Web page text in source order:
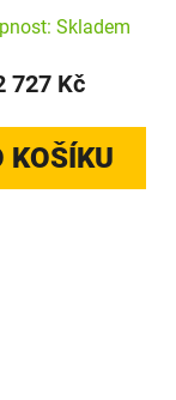
Skladem
727 Kč
KOŠÍKU